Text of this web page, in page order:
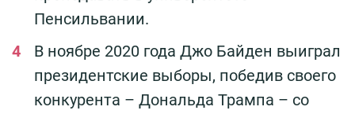
Пенсильвании.
В ноябре 2020 года Джо Байден выиграл
президентские выборы, победив своего
конкурента – Дональда Трампа – со